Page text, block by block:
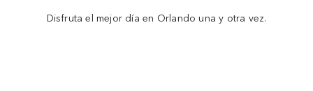
Disfruta el mejor día en Orlando una y otra vez.